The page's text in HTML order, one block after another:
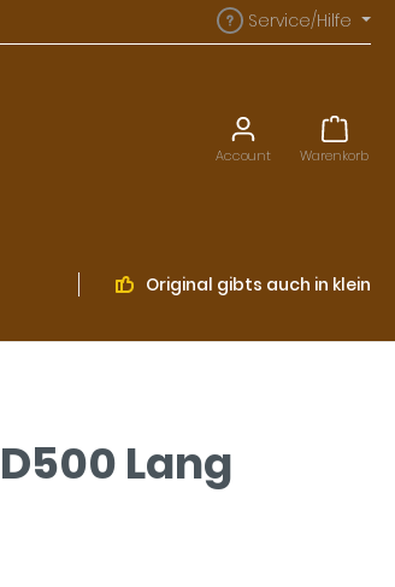
Service/Hilfe
Account Warenkorb
Original gibts auch in klein
Lang